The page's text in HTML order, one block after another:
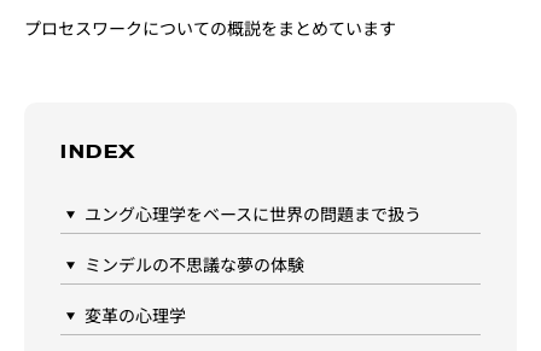
プロセスワークについての概説をまとめています
INDEX
ユング心理学をベースに世界の問題まで扱う
ミンデルの不思議な夢の体験
変革の心理学